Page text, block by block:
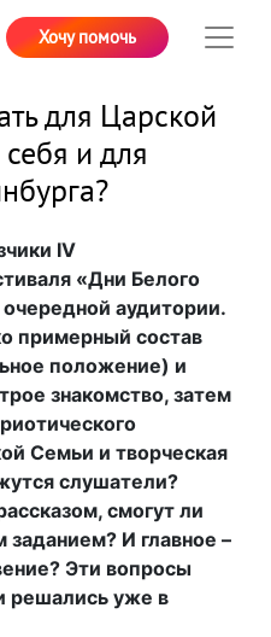
Хочу помочь
для Царской
и для
IV
«Дни Белого
аудитории.
примерный состав
положение) и
знакомство, затем
Семьи и творческая
слушатели?
смогут ли
заданием? И главное –
Эти вопросы
решались уже в